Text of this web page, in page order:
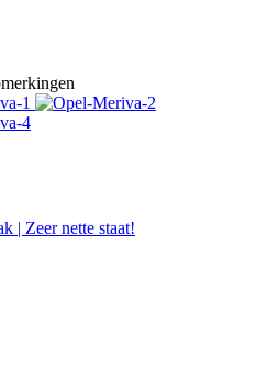
| Zeer nette staat!